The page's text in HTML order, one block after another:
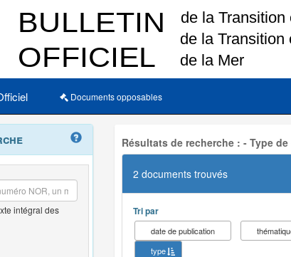
Documents opposables
intégral des
Résultats de recherche : - Type
2 documents trouvés
Tri par
date de publication
type